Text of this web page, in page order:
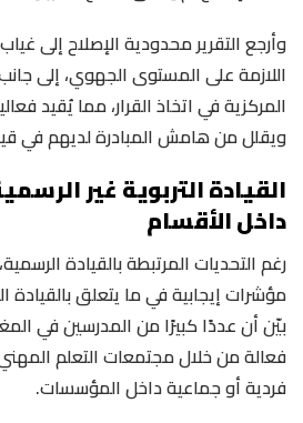
وأرجع التقرير محدودية الإصلاح إلى
اللازمة على المستوى الجهوي، إلى
المركزية في اتخاذ القرار، مما يُقيد
ويقلل من هامش المبادرة لديهم في
القيادة التربوية غير
داخل الأقسام
رغم التحديات المرتبطة بالقيادة
مؤشرات إيجابية في ما يتعلق بالقيادة
بيّن أن عددًا كبيرًا من المدرسين في
فعالة من خلال مجتمعات التعلم المهني
فردية أو جماعية داخل المؤسسات.